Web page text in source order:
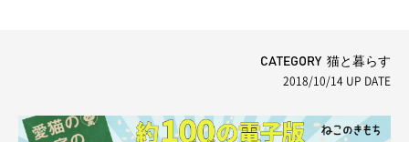
CATEGORY 猫と暮らす
2018/10/14 UP DATE